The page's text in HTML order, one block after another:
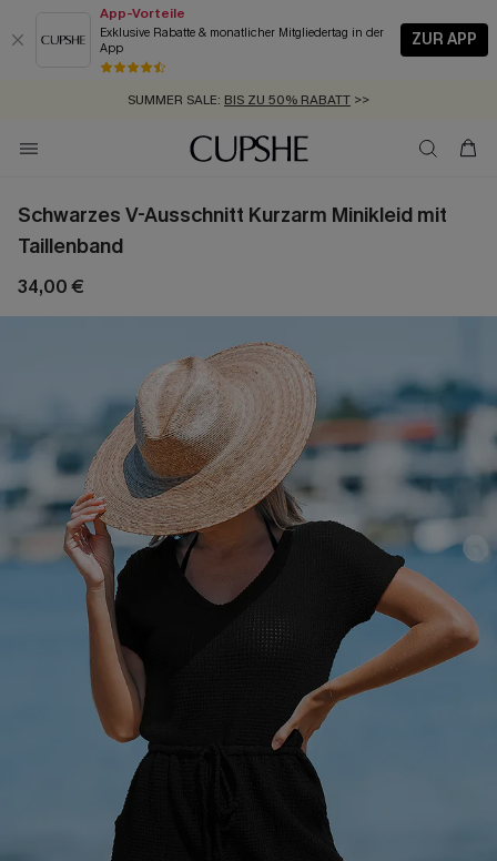
App-Vorteile
Exklusive Rabatte & monatlicher Mitgliedertag in der
App
ZUR APP
GRATIS MASSBAND MIT JEDEM SCHNELLVERSAND-ARTIKEL >>
SUMMER SALE: BIS ZU 50% RABATT >>
ZUM NEWSLETTER:BIS ZU -20% EXTRA ERHALTEN
KOSTENLOSER VERSAND AB 89 €
Schwarzes V-Ausschnitt Kurzarm Minikleid mit
Taillenband
34,00 €